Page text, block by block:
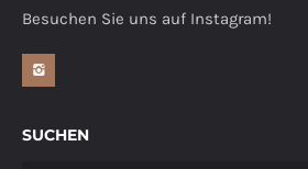
Besuchen Sie uns auf Instagram!
SUCHEN